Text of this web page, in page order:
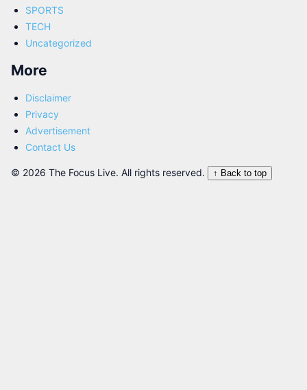
SPORTS
TECH
Uncategorized
More
Disclaimer
Privacy
Advertisement
Contact Us
© 2026 The Focus Live. All rights reserved. ↑ Back to top